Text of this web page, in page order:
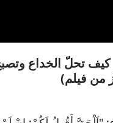
تحلّ الخداع
من فيلم)